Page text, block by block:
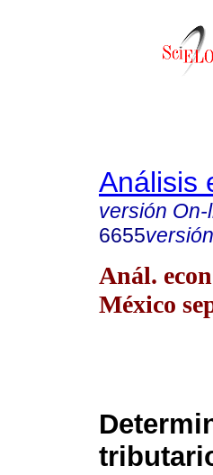
Análisis
versión On-
6655
Anál.
México